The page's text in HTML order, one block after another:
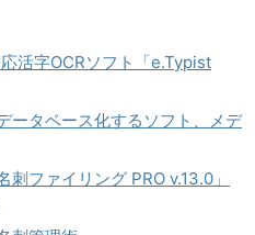
活字OCRソフト「e.Typist
ータベース化するソフト、メデ
ファイリング PRO v.13.0」